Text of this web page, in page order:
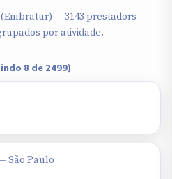
— 3143 prestadors
por atividade.
8 de 2499)
São Paulo